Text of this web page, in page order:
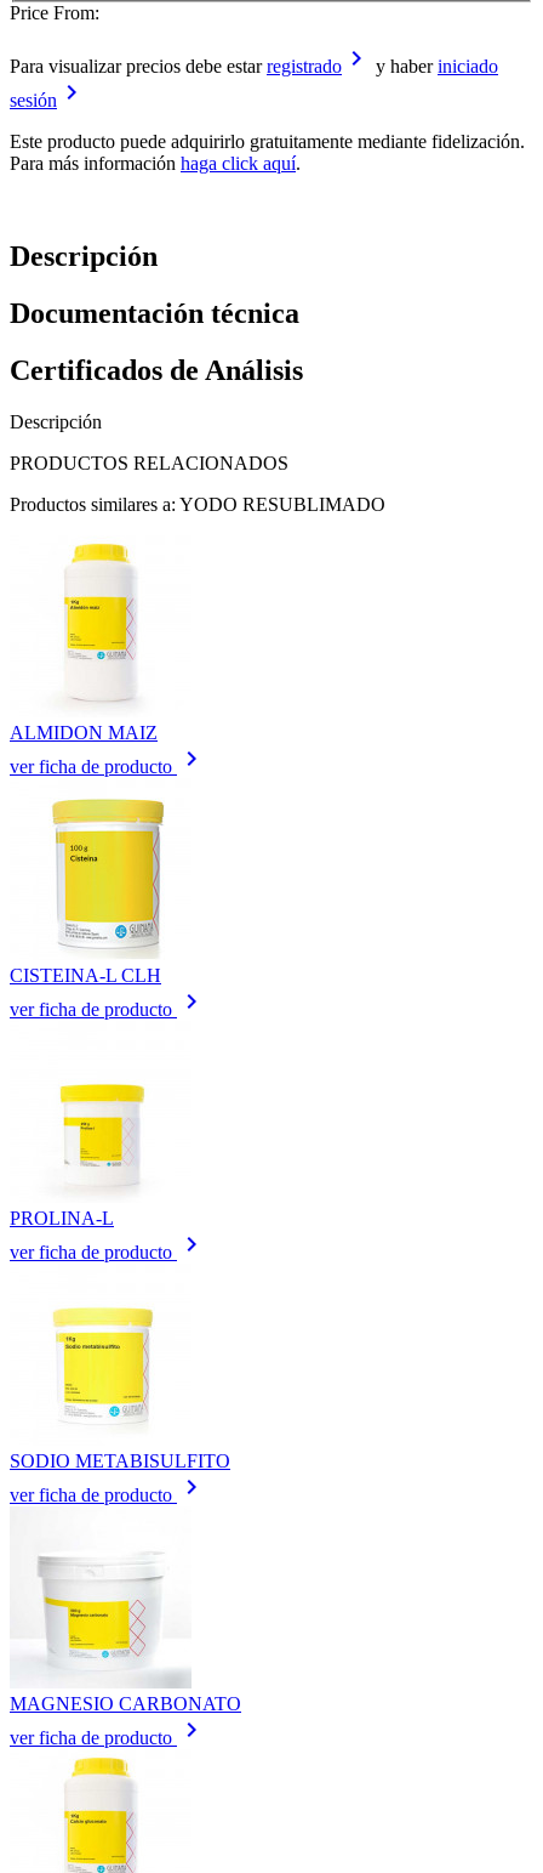
Price From:
Para visualizar precios debe estarregistrado keyboard_arrow_right y haberiniciado
sesión keyboard_arrow_right
Este producto puede adquirirlo gratuitamente mediante fidelización.
Para más información haga click aquí.
Descripción
Documentación técnica
Certificados de Análisis
Descripción
PRODUCTOS RELACIONADOS
Productos similares a: YODO RESUBLIMADO
ALMIDON MAIZ
ver ficha de producto
keyboard_arrow_right
CISTEINA-L CLH
ver ficha de producto
keyboard_arrow_right
PROLINA-L
ver ficha de producto
keyboard_arrow_right
SODIO METABISULFITO
ver ficha de producto
keyboard_arrow_right
MAGNESIO CARBONATO
ver ficha de producto
keyboard_arrow_right